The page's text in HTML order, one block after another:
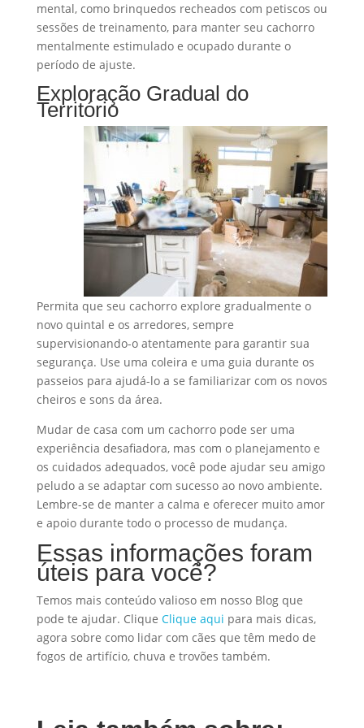
mental, como brinquedos recheados com petiscos ou
sessões de treinamento, para manter seu cachorro
mentalmente estimulado e ocupado durante o
período de ajuste.
Exploração Gradual do
Território
Permita que seu cachorro explore gradualmente o
novo quintal e os arredores, sempre
supervisionando-o atentamente para garantir sua
segurança. Use uma coleira e uma guia durante os
passeios para ajudá-lo a se familiarizar com os novos
cheiros e sons da área.
Mudar de casa com um cachorro pode ser uma
experiência desafiadora, mas com o planejamento e
os cuidados adequados, você pode ajudar seu amigo
peludo a se adaptar com sucesso ao novo ambiente.
Lembre-se de manter a calma e oferecer muito amor
e apoio durante todo o processo de mudança.
Essas informações foram
úteis para você?
Temos mais conteúdo valioso em nosso Blog que
pode te ajudar. Clique Clique aqui para mais dicas,
agora sobre como lidar com cães que têm medo de
fogos de artifício, chuva e trovões também.